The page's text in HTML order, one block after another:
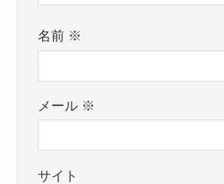
名前 ※
メール ※
サイト